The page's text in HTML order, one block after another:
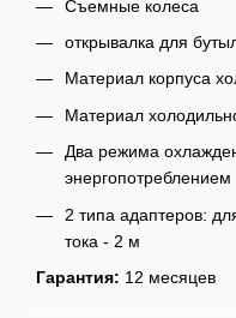
Съемные колеса
открывалка для
Материал корпуса
Материал
Два режима
энергопотреблением
2 типа адаптеров:
тока - 2 м
Гарантия: 12 месяцев